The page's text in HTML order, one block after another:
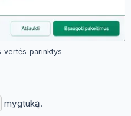
vertės parinktys
mygtuką.